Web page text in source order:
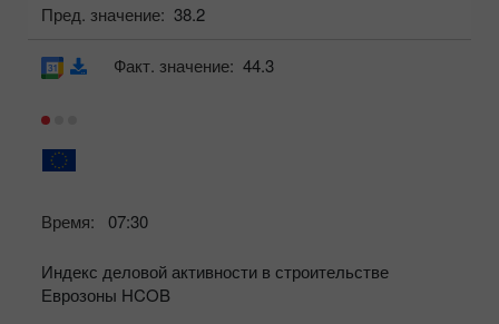
Пред. значение: 38.2
Время: 07:30
Индекс деловой активности в строительстве
Еврозоны HCOB
Факт. значение: 44.3